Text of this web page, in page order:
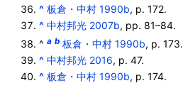
^ 板倉・中村 1990b, p. 172.
^ 中村邦光 2007b, pp. 81–84.
^ a b 板倉・中村 1990b, p. 173.
^ 中村邦光 2016, p. 47.
^ 板倉・中村 1990b, p. 174.